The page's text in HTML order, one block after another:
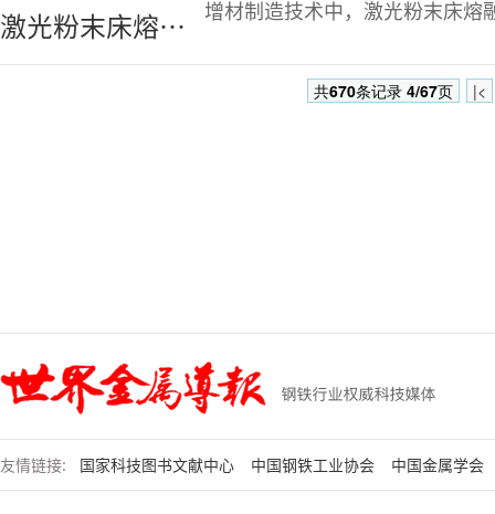
响
激光粉末床熔融
制备316L不锈钢
增材制造技术中，激光粉末床熔
|<
共670条记录 4/67页
友情链接: 国家科技图书文献中心 中国钢铁工业协会 中国金属学会